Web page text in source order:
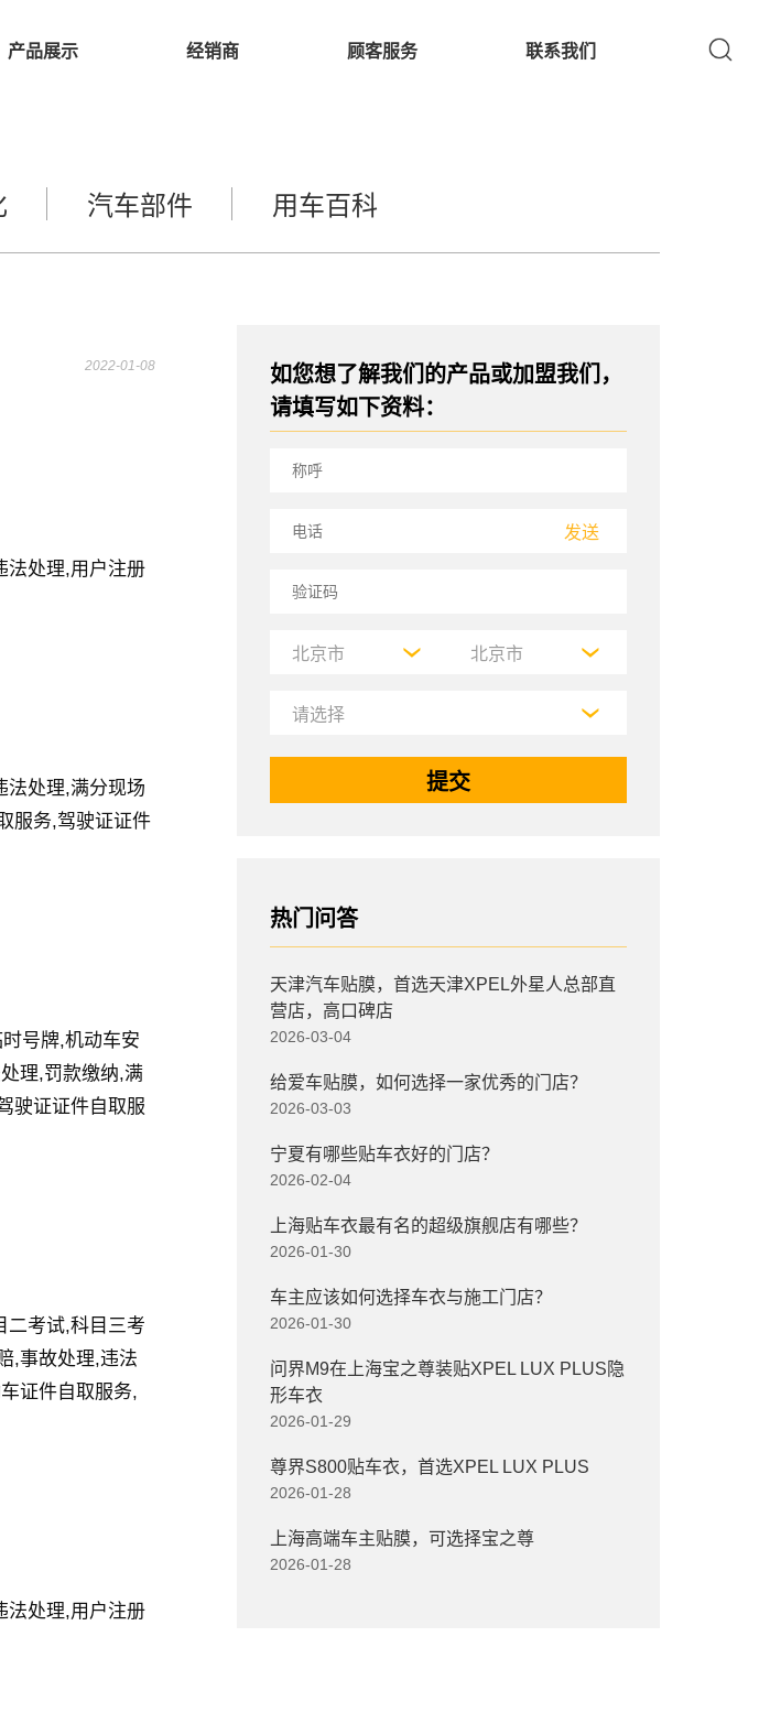
产品展示 经销商 顾客服务 联系我们
汽车部件 用车百科
2022-01-08
法处理,用户注册
法处理,满分现场
服务,驾驶证证件
号牌,机动车安
理,罚款缴纳,满
驶证证件自取服
二考试,科目三考
,事故处理,违法
证件自取服务,
法处理,用户注册
如您想了解我们的产品或加盟我们，
请填写如下资料：
发送
热门问答
天津汽车贴膜，首选天津XPEL外星人总部直
营店，高口碑店
2026-03-04
给爱车贴膜，如何选择一家优秀的门店？
2026-03-03
宁夏有哪些贴车衣好的门店？
2026-02-04
上海贴车衣最有名的超级旗舰店有哪些？
2026-01-30
车主应该如何选择车衣与施工门店？
2026-01-30
问界M9在上海宝之尊装贴XPEL LUX PLUS隐
形车衣
2026-01-29
尊界S800贴车衣，首选XPEL LUX PLUS
2026-01-28
上海高端车主贴膜，可选择宝之尊
2026-01-28